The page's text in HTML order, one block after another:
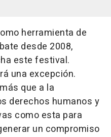
herramienta de
desde 2008,
este festival.
una excepción.
que a la
derechos humanos y
como esta para
un compromiso